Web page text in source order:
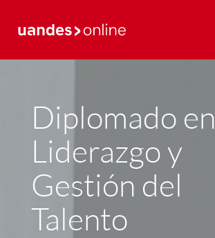
Postgrado y Educación Continua
Diplomado en
Liderazgo y
Gestión del
Talento